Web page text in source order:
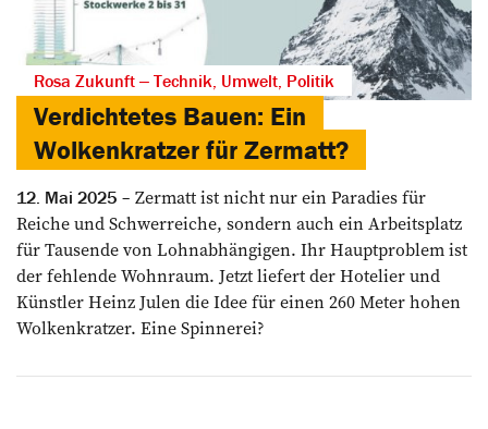
Rosa Zukunft ‒ Technik, Umwelt, Politik
Verdichtetes Bauen: Ein
Wolkenkratzer für Zermatt?
12. Mai 2025
Zermatt ist nicht nur ein Paradies für
Reiche und Schwerreiche, sondern auch ein Arbeitsplatz
für Tausende von Lohnabhängigen. Ihr Hauptproblem ist
der fehlende Wohnraum. Jetzt liefert der Hotelier und
Künstler Heinz Julen die Idee für einen 260 Meter hohen
Wolkenkratzer. Eine Spinnerei?